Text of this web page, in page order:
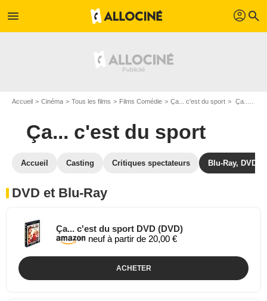
menu profil search
Accueil Cinéma Tous les films Films Comédie Ça... c'est du sport Ça... c'est du sport en DVD Blu Ray
Ça... c'est du sport
Accueil Casting Critiques spectateurs Blu-Ray, DVD
DVD et Blu-Ray
Ça... c'est du sport DVD (DVD)
neuf à partir de 20,00 €
ACHETER